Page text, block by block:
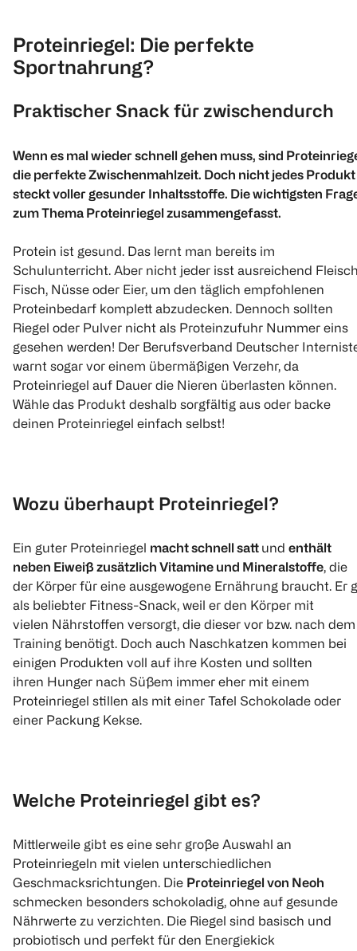
Proteinriegel: Die perfekte
Sportnahrung?
Praktischer Snack für zwischendurch
Wenn es mal wieder schnell gehen muss, sind
die perfekte Zwischenmahlzeit. Doch nicht jedes Produkt
steckt voller gesunder Inhaltsstoffe. Die wichtigsten
zum Thema Proteinriegel zusammengefasst.
Protein ist gesund. Das lernt man bereits im
Schulunterricht. Aber nicht jeder isst ausreichend
Fisch, Nüsse oder Eier, um den täglich empfohlenen
Proteinbedarf komplett abzudecken. Dennoch sollten
Riegel oder Pulver nicht als Proteinzufuhr Nummer eins
gesehen werden! Der Berufsverband Deutscher
warnt sogar vor einem übermäßigen Verzehr, da
Proteinriegel auf Dauer die Nieren überlasten können.
Wähle das Produkt deshalb sorgfältig aus oder backe
deinen Proteinriegel einfach selbst!
Wozu überhaupt Proteinriegel?
Ein guter Proteinriegel macht schnell satt und enthält
neben Eiweiß zusätzlich Vitamine und Mineralstoffe, die
der Körper für eine ausgewogene Ernährung braucht. Er
als beliebter Fitness-Snack, weil er den Körper mit
vielen Nährstoffen versorgt, die dieser vor bzw. nach dem
Training benötigt. Doch auch Naschkatzen kommen bei
einigen Produkten voll auf ihre Kosten und sollten
ihren Hunger nach Süßem immer eher mit einem
Proteinriegel stillen als mit einer Tafel Schokolade oder
einer Packung Kekse.
Welche Proteinriegel gibt es?
Mittlerweile gibt es eine sehr große Auswahl an
Proteinriegeln mit vielen unterschiedlichen
Geschmacksrichtungen. Die Proteinriegel von Neoh
schmecken besonders schokoladig, ohne auf gesunde
Nährwerte zu verzichten. Die Riegel sind basisch und
probiotisch und perfekt für den Energiekick